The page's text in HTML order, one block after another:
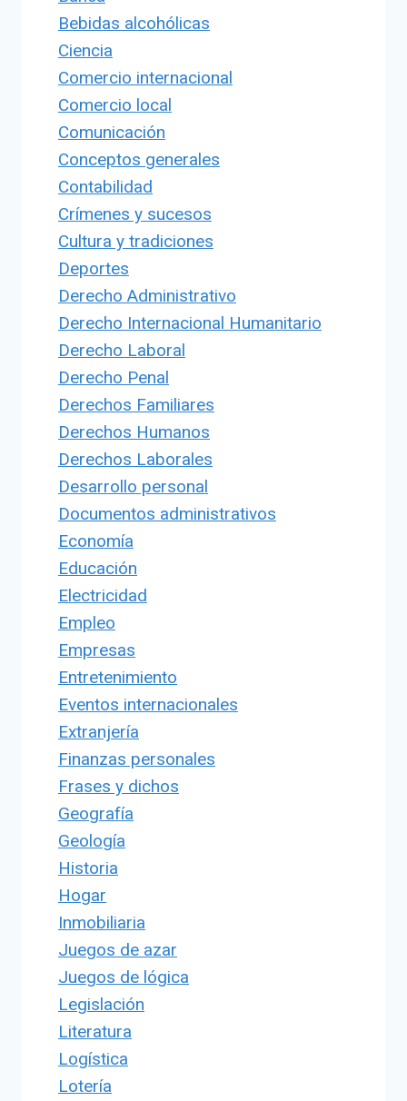
Bebidas alcohólicas
Ciencia
Comercio internacional
Comercio local
Comunicación
Conceptos generales
Contabilidad
Crímenes y sucesos
Cultura y tradiciones
Deportes
Derecho Administrativo
Derecho Internacional Humanitario
Derecho Laboral
Derecho Penal
Derechos Familiares
Derechos Humanos
Derechos Laborales
Desarrollo personal
Documentos administrativos
Economía
Educación
Electricidad
Empleo
Empresas
Entretenimiento
Eventos internacionales
Extranjería
Finanzas personales
Frases y dichos
Geografía
Geología
Historia
Hogar
Inmobiliaria
Juegos de azar
Juegos de lógica
Legislación
Literatura
Logística
Lotería